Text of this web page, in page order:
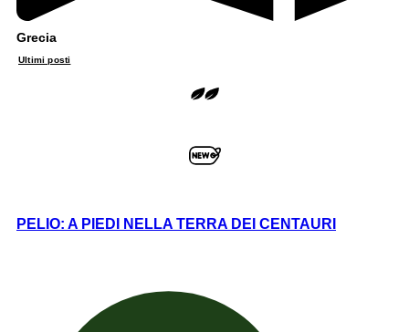
Grecia
Ultimi posti
PELIO: A PIEDI NELLA TERRA DEI CENTAURI